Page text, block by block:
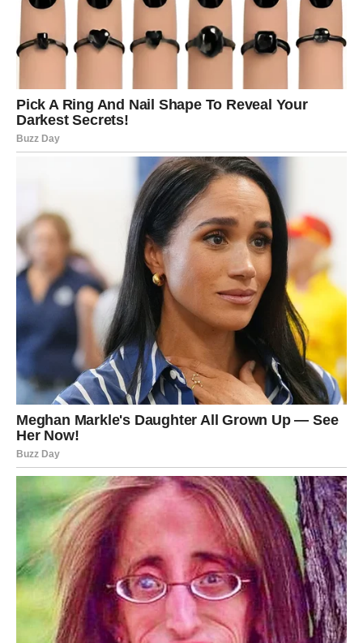
jasno poručuje da se nešto važno dešava.
Ova osoba se vraća jer između vas postoji veza koja
prevazilazi vreme, ponos i ego. Ipak, Škorpija sada stoji
pred važnom odlukom – da li je ovo prilika za istinsku
transformaciju odnosa ili test koji proverava da li je
naučila lekcije iz prošlosti. Povratak može biti intenzivan,
strastven i sudbinski, ali i duboko oslobađajući ako se
istina izgovori bez manipulacije, straha i tajni. Samo
iskrenost može doneti isceljenje.
RIBE – ljubav iz snova ponovo
traži mesto u stvarnosti
Ribe su znak koji voli bez granica, bez kalkulacije i često
bez zaštite, dajući srce potpuno, čak i onda kada to znači
rizik. Prošla ljubav se vraća Ribama u trenutku kada su
mislile da su je prebolele, ali duša zna ono što um
pokušava da zaboravi. Ovaj povratak dolazi kroz snažnu
emociju, nostalgiju, snove, znakove i osećaj da ste sa tom
osobom nekada bili jedno, povezani na nivou koji se ne
zaboravlja.
Ipak, Ribe sada imaju važan zadatak – da sagledaju istinu
bez idealizacije. Pitanje nije da li ljubav postoji, većda li
je ta ljubav bila stvarna ili samo lepa iluzija. Ako je osoba
spremna da pokaže dela, odgovornost i zrelost, ovo može